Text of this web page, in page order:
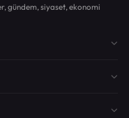
gündem, siyaset, ekonomi